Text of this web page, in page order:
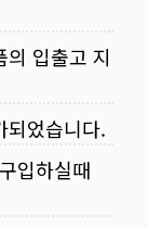
입출고 지
되었습니다.
입하실때